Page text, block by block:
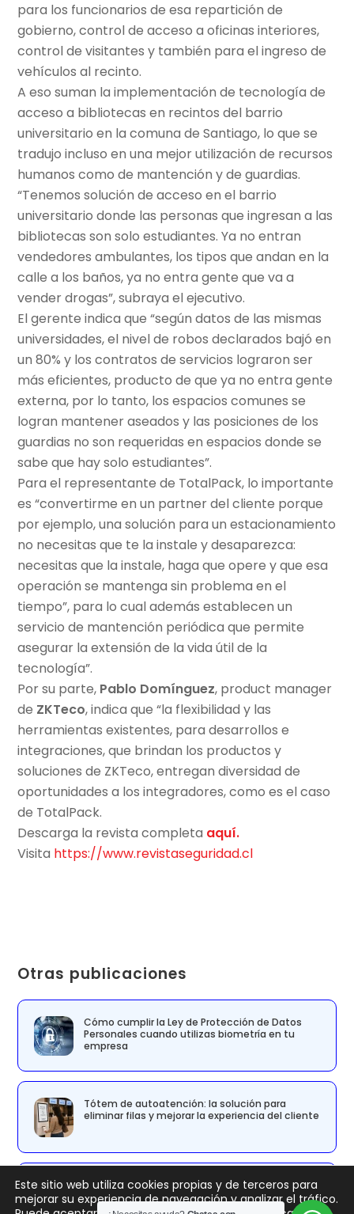
para los funcionarios de esa repartición de
gobierno, control de acceso a oficinas interiores,
control de visitantes y también para el ingreso de
vehículos al recinto.
A eso suman la implementación de tecnología de
acceso a bibliotecas en recintos del barrio
universitario en la comuna de Santiago, lo que se
tradujo incluso en una mejor utilización de recursos
humanos como de mantención y de guardias.
“Tenemos solución de acceso en el barrio
universitario donde las personas que ingresan a las
bibliotecas son solo estudiantes. Ya no entran
vendedores ambulantes, los tipos que andan en la
calle a los baños, ya no entra gente que va a
vender drogas”, subraya el ejecutivo.
El gerente indica que “según datos de las mismas
universidades, el nivel de robos declarados bajó en
un 80% y los contratos de servicios lograron ser
más eficientes, producto de que ya no entra gente
externa, por lo tanto, los espacios comunes se
logran mantener aseados y las posiciones de los
guardias no son requeridas en espacios donde se
sabe que hay solo estudiantes”.
Para el representante de TotalPack, lo importante
es “convertirme en un partner del cliente porque
por ejemplo, una solución para un estacionamiento
no necesitas que te la instale y desaparezca:
necesitas que la instale, haga que opere y que esa
operación se mantenga sin problema en el
tiempo”, para lo cual además establecen un
servicio de mantención periódica que permite
asegurar la extensión de la vida útil de la
tecnología”.
Por su parte, Pablo Domínguez, product manager
de ZKTeco, indica que “la flexibilidad y las
herramientas existentes, para desarrollos e
integraciones, que brindan los productos y
soluciones de ZKTeco, entregan diversidad de
oportunidades a los integradores, como es el caso
de TotalPack.
Descarga la revista completa aquí.
Visita https://www.revistaseguridad.cl
Otras publicaciones
Cómo cumplir la Ley de Protección de Datos
Personales cuando utilizas biometría en tu
empresa
Tótem de autoatención: la solución para
eliminar filas y mejorar la experiencia del cliente
8 minutos definen si tu cliente se queda
Este sitio web utiliza cookies propias y de terceros para
mejorar su experiencia de navegación y analizar el tráfico.